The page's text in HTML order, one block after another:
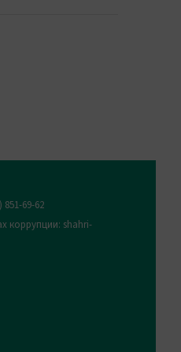
851-69-62
коррупции: shahri-